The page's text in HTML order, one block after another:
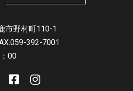
市野村町110-1
392-7001
00